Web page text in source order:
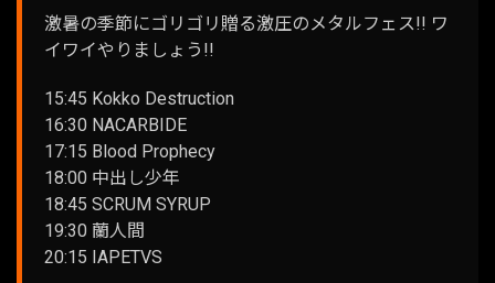
激暑の季節にゴリゴリ贈る激圧のメタルフェス!! ワ
イワイやりましょう!!
15:45 Kokko Destruction
16:30 NACARBIDE
17:15 Blood Prophecy
18:00 中出し少年
18:45 SCRUM SYRUP
19:30 蘭人間
20:15 IAPETVS